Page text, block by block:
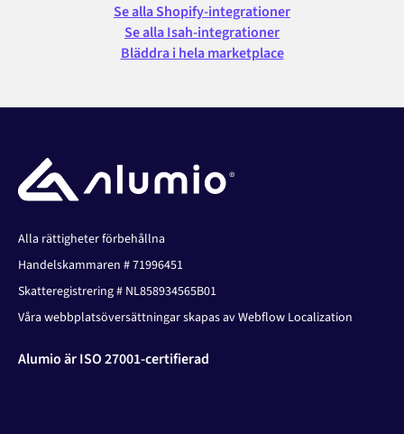
Se alla Shopify-integrationer
Se alla Isah-integrationer
Bläddra i hela marketplace
Alla rättigheter förbehållna
Handelskammaren # 71996451
Skatteregistrering # NL858934565B01
Våra webbplatsöversättningar skapas av Webflow Localization
Alumio är ISO 27001-certifierad